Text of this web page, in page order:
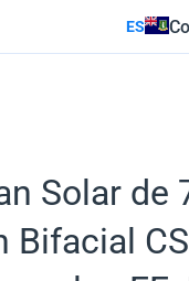
ES
Solar de
Bifacial